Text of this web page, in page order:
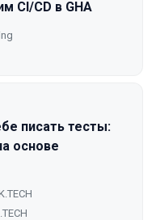
CI/CD в GHA
писать тесты:
основе